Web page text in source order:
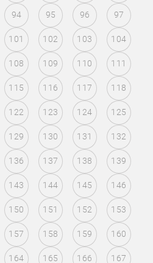
94 95 96 97
101 102 103 104
108 109 110 111
115 116 117 118
122 123 124 125
129 130 131 132
136 137 138 139
143 144 145 146
150 151 152 153
157 158 159 160
164 165 166 167